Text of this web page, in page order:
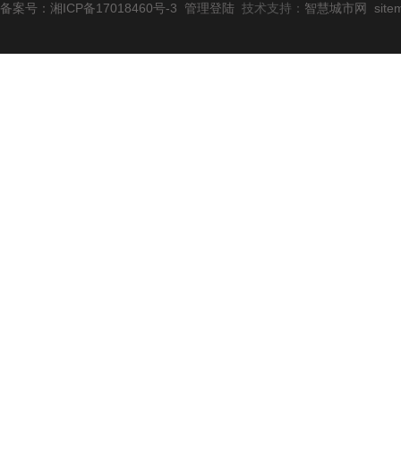
备案号：湘ICP备17018460号-3
管理登陆 技术支持： 智慧城市网